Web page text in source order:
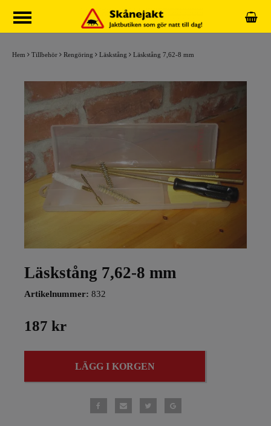
Hem Tillbehör Rengöring Läskstång Läskstång 7,62-8 mm
Läskstång 7,62-8 mm
Artikelnummer: 832
187 kr
LÄGG I KORGEN